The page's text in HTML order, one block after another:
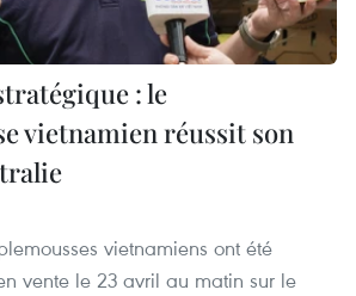
: le
vietnamien réussit son
vietnamiens ont été
vente le 23 avril au matin sur le